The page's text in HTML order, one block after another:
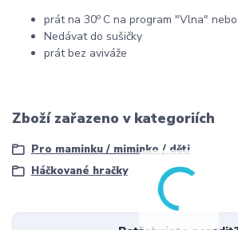
prát na 30o C na program "Vlna"
Nedávat do sušičky
prát bez aviváže
Zboží zařazeno v kategoriích
Pro maminku / miminko / děti
Háčkované hračky